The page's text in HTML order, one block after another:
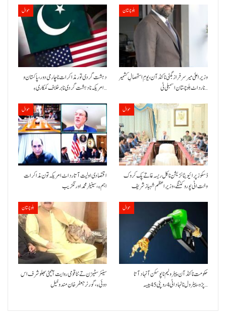
حوال
دہشت گردی تور مذاکرات نا چارمی دور،پاکستان و
امریکہ نا دہشت گردی نا برخلاف کمکاری ءِ…
بلوچستان
وزیراعلیٰ میر سرفراز بگٹی نا کنڈ آن،یومِ استحصالِ کشمیر
نا رد اٹ بلوچستان اسمبلی ٹی…
حوال
اقتصادی اولیت آتا رد اٹ امریکہ تون مذاکرات
اہم ءِ،سینیٹر محمد اورنگزیب
حوال
ڈسکوز پرائیویٹائزیشن نا کل ریسہ غاتے پک کروک
وخت اٹی پورو کننگے ،وزیراعظم شہباز شریف
بلوچستان
سینئر سٹیزن تے ننا قومی روایت آتیٹی بھلو شرف اس
دوئی ءِ،گورنر جعفرخان مندوخیل
حوال
حکومت نا کنڈ آن پیٹرولیم نا پوسکن آ نہاد آتا
پڑو،پیٹرول نا نہاد اٹی 4 روپئی 45 پیسہ…